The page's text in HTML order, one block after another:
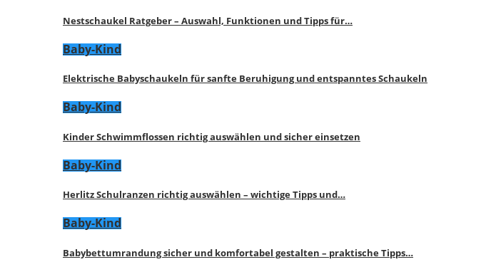
Nestschaukel Ratgeber – Auswahl, Funktionen und Tipps für…
Baby-Kind
Elektrische Babyschaukeln für sanfte Beruhigung und entspanntes Schaukeln
Baby-Kind
Kinder Schwimmflossen richtig auswählen und sicher einsetzen
Baby-Kind
Herlitz Schulranzen richtig auswählen – wichtige Tipps und…
Baby-Kind
Babybettumrandung sicher und komfortabel gestalten – praktische Tipps…